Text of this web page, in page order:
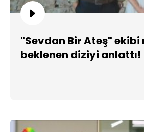
"Sevdan Bir Ateş"
beklenen diziyi anlattı!